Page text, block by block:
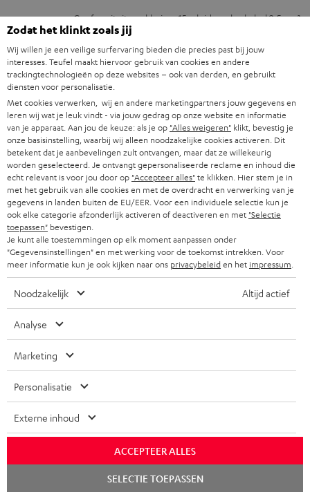
e
n
t
e
n
Conformiteitsverklaring: 15m luidsprekerkabel 2.5mm²
- C2515S
G
a
r
a
n
t
i
e
i
n
f
r
m
a
t
i
Wettelijke garantie
A
u
d
i
o
g
l
s
s
a
r
y
Audiolexicon: technische begrippen snel uitgelegd
C
o
n
t
c
t
n
f
m
Jouw persoonlijk koopadvies
+31 (0)20 8083195
Ma–vr 09:00–17:00 uur.
Weekend & Duitse feestdagen gesloten
Teufel support
langs in een van onze stores.
Overzicht
8 weken bedenktijd
Zodat het klinkt zoals jij
Wij willen je een veilige surfervaring bieden die precies past bij jouw
interesses. Teufel maakt hiervoor gebruik van cookies en andere
trackingtechnologieën op deze websites – ook van derden, en gebruikt
diensten voor personalisatie.
Met cookies verwerken, wij en andere marketingpartners jouw gegevens en
leren wij wat je leuk vindt - via jouw gedrag op onze website en informatie
van je apparaat. Aan jou de keuze: als je op "Alles weigeren" klikt, bevestig je
onze basisinstelling, waarbij wij alleen noodzakelijke cookies activeren. Dit
betekent dat je aanbevelingen zult ontvangen, maar dat ze willekeurig
worden geselecteerd. Je ontvangt gepersonaliseerde reclame en inhoud die
echt relevant is voor jou door op "Accepteer alles"te klikken. Hier stem je in
met het gebruik van alle cookies en met de overdracht en verwerking van je
gegevens in landen buiten de EU/EER. Voor een individuele selectie kun je
ook elke categorie afzonderlijk activeren of deactiveren en met "Selectie
toepassen" bevestigen.
Je kunt alle toestemmingen op elk moment aanpassen onder
"Gegevensinstellingen" en met werking voor de toekomst intrekken. Voor
meer informatie kun je ook kijken naar ons privacybeleiden het impressum
Noodzakelijk Altijd actief
Analyse
Marketing
Personalisatie
Externe inhoud
ACCEPTEER ALLES
SELECTIE TOEPASSEN